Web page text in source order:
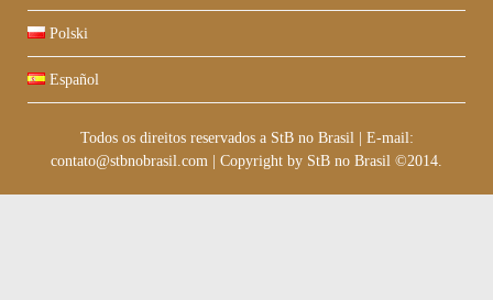
Polski
Español
Todos os direitos reservados a StB no Brasil
E-mail:
contato@stbnobrasil.com
Copyright by StB no Brasil ©2014